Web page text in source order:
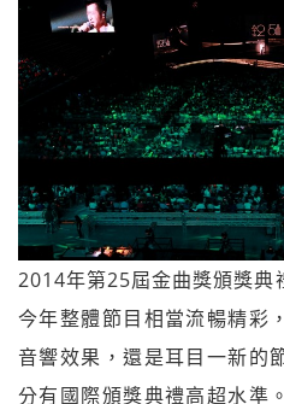
2014年第25屆金曲獎頒獎典
今年整體節目相當流暢精彩
音響效果，還是耳目一新的
分有國際頒獎典禮高超水準